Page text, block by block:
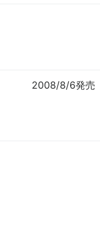
2008/8/6発売